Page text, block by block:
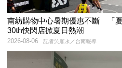
南紡購物中心暑期優惠不斷 「
30th快閃店掀夏日熱潮
記者吳順永／台南報導
2026-08-06